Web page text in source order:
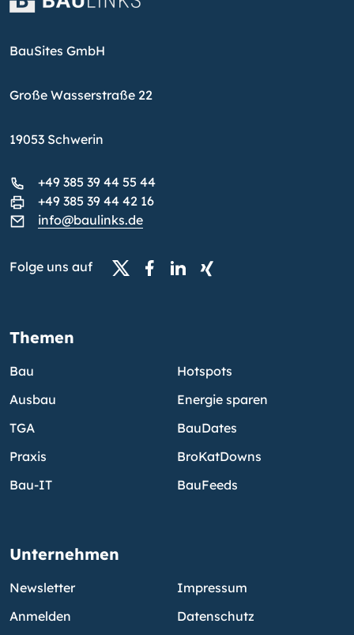
BauSites GmbH
Große Wasserstraße 22
19053 Schwerin
+49 385 39 44 55 44
+49 385 39 44 42 16
info@baulinks.de
Folge uns auf
Themen
Bau
Ausbau
TGA
Praxis
Bau-IT
Hotspots
Energie sparen
BauDates
BroKatDowns
BauFeeds
Unternehmen
Newsletter
Anmelden
Impressum
Datenschutz